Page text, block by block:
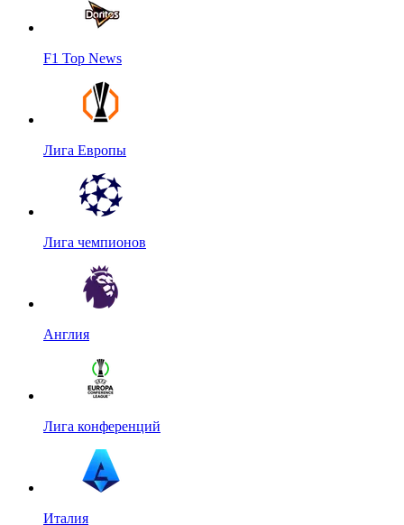
F1 Top News
Лига Европы
Лига чемпионов
Англия
Лига конференций
Италия